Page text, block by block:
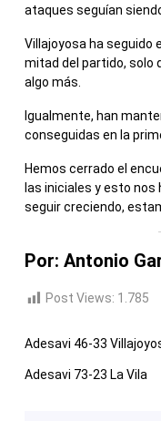
ataques seguían
Villajoyosa ha seguido
mitad del partido, solo
algo más.
Igualmente, han
conseguidas en la
Hemos cerrado el
las iniciales y esto
seguir creciendo,
Por: Antonio
Post Views: 1.785
Adesavi 46-33
Adesavi 73-23 La Vila